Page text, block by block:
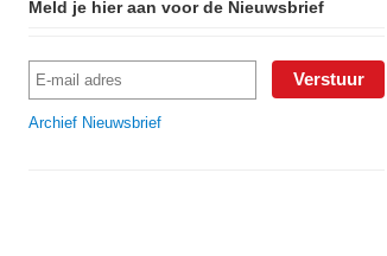
Meld je hier aan voor de Nieuwsbrief
Archief Nieuwsbrief